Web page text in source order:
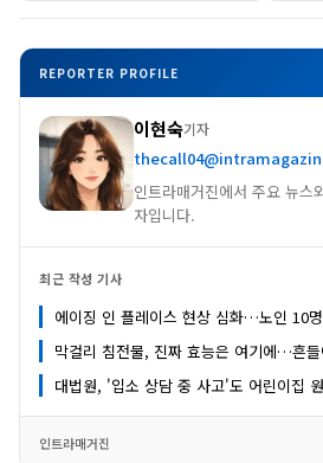
REPORTER PROFILE
이현숙기자
인트라매거진에서 주요 뉴스
자입니다.
최근 작성 기사
에이징 인 플레이스 현상 심화…노인 10
막걸리 침전물, 진짜 효능은 여기에…흔
대법원, '입소 상담 중 사고'도 어린이집
인트라매거진